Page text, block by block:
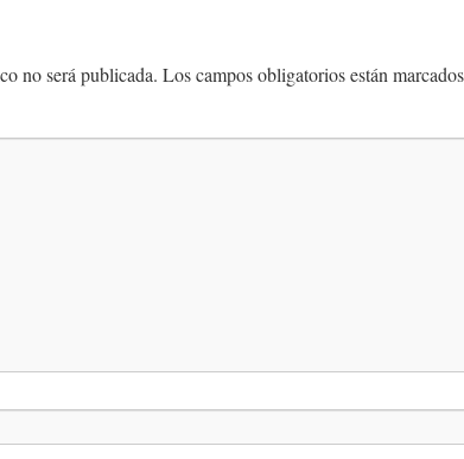
no será publicada. Los campos obligatorios están